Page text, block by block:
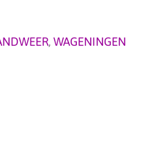
, WAGENINGEN